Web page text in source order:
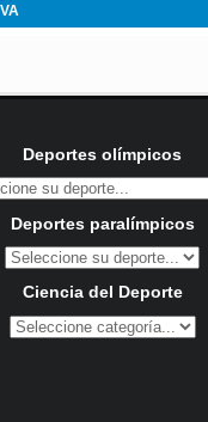
Deportes olímpicos
Deportes paralímpicos
Ciencia del Deporte